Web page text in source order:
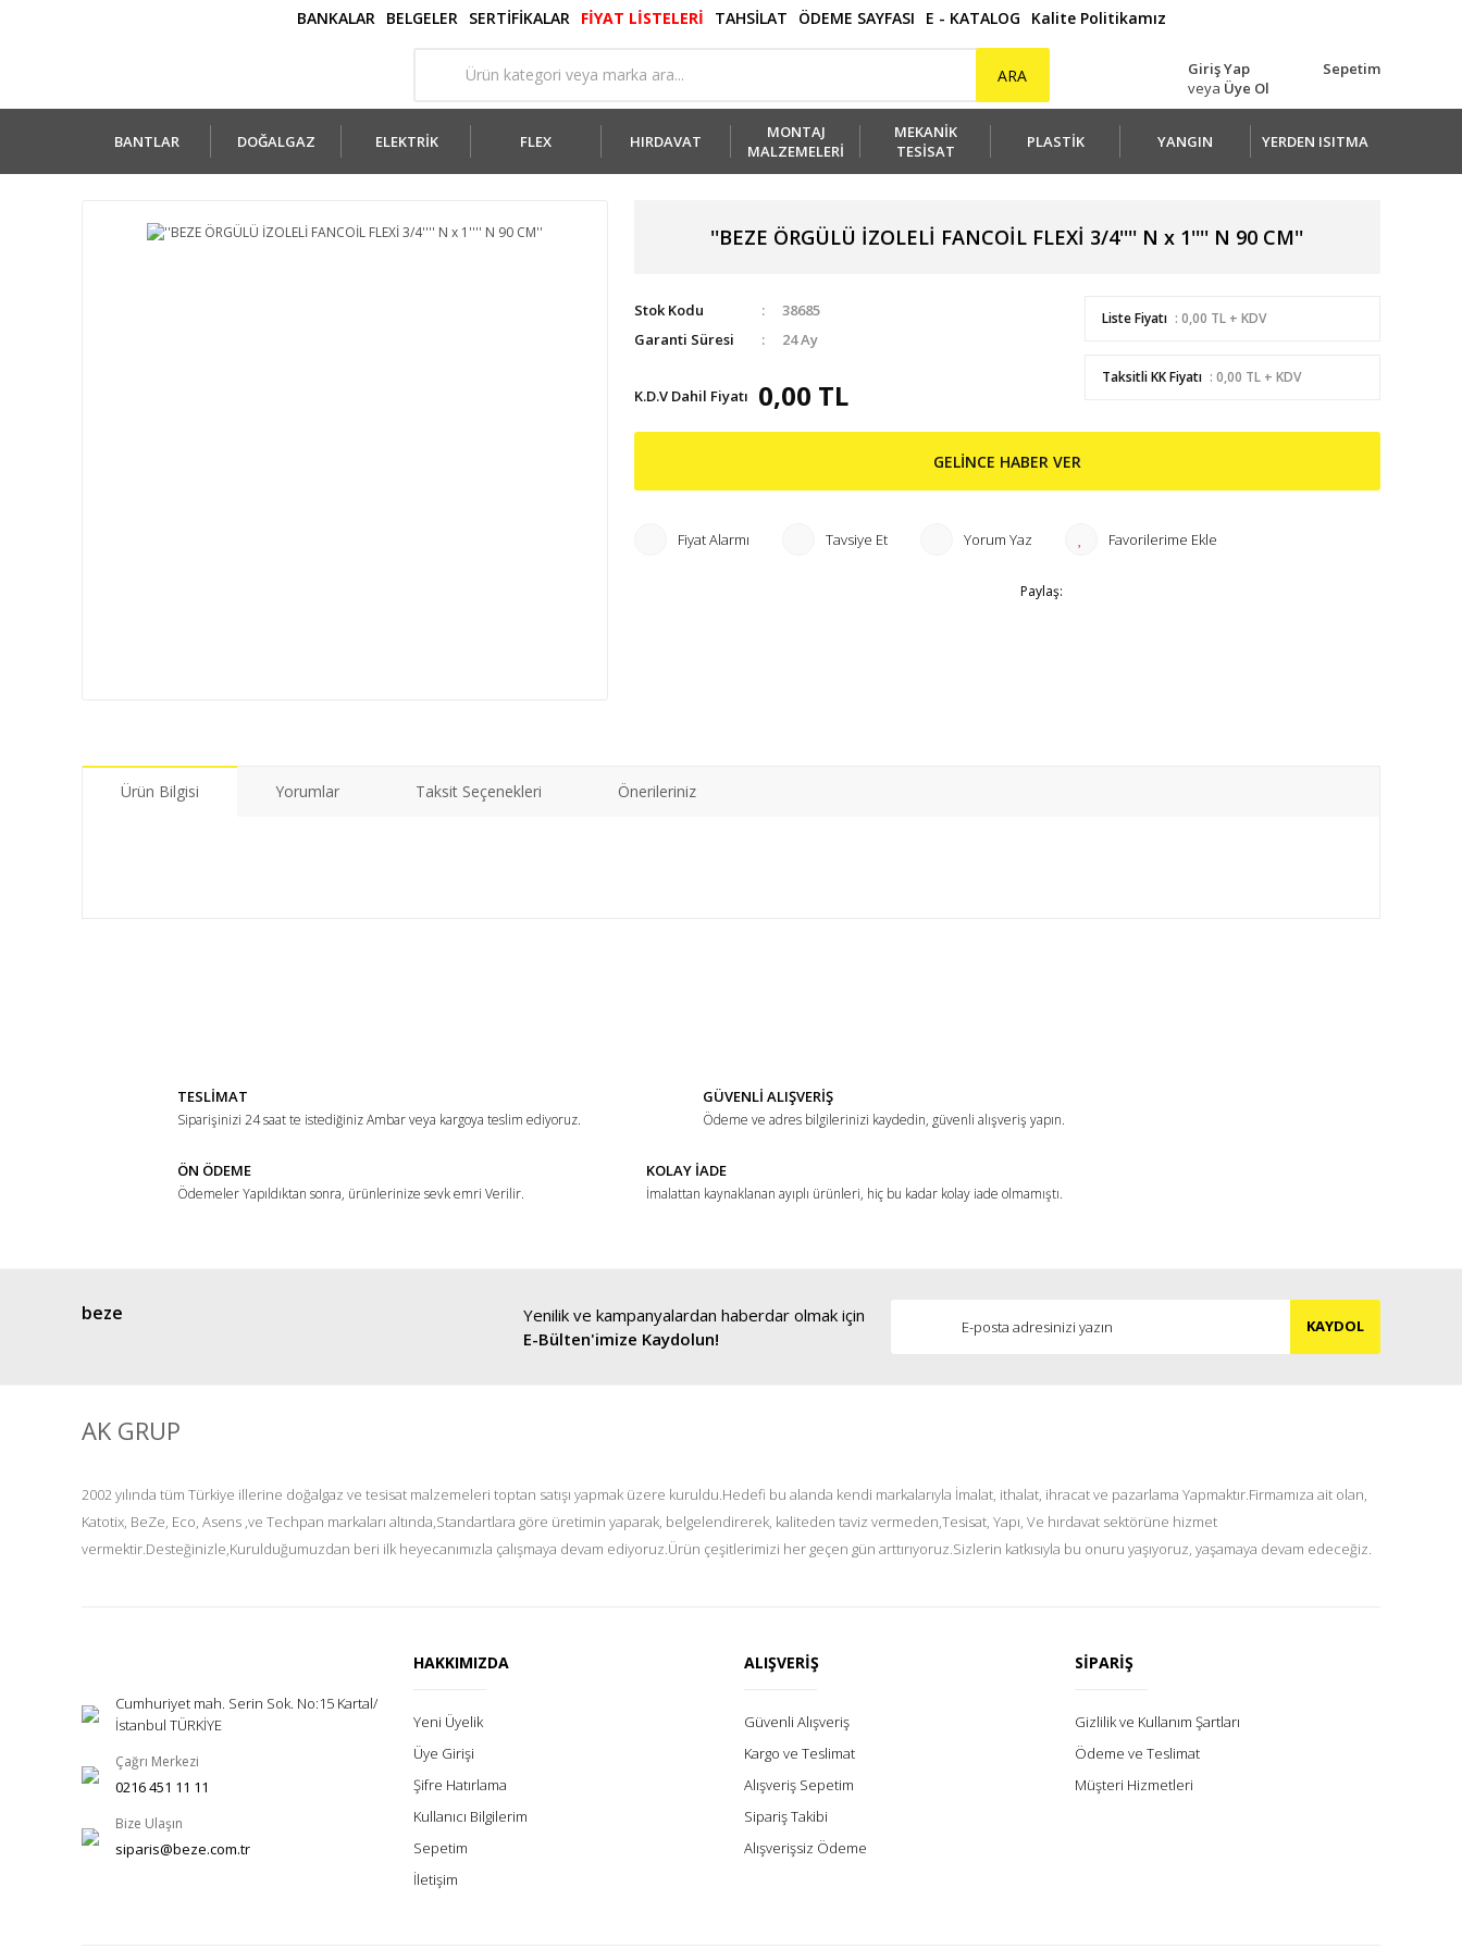
BANKALAR BELGELER SERTİFİKALAR FİYAT LİSTELERİ TAHSİLAT ÖDEME SAYFASI E - KATALOG Kalite Politikamız
ARA
Giriş Yap
veya Üye Ol
Sepetim
BANTLAR DOĞALGAZ ELEKTRİK FLEX HIRDAVAT
MONTAJ
MALZEMELERİ
MEKANİK
TESİSAT
PLASTİK YANGIN YERDEN ISITMA
''BEZE ÖRGÜLÜ İZOLELİ FANCOİL FLEXİ 3/4'''' N x 1'''' N 90 CM''
Stok Kodu
38685
Garanti Süresi
24 Ay
K.D.V Dahil Fiyatı 0,00 TL
Liste Fiyatı : 0,00 TL + KDV
Taksitli KK Fiyatı : 0,00 TL + KDV
GELİNCE HABER VER
Fiyat Alarmı Tavsiye Et Yorum Yaz
Paylaş:
Ürün Bilgisi Yorumlar Taksit Seçenekleri Önerileriniz
Ürün bilgilerinde hatalar bulunuyor.
Bu ürüne benzer farklı alternatifler olmalı.
Gönder
TESLİMAT
Siparişinizi 24 saat te istediğiniz Ambar veya kargoya teslim ediyoruz.
GÜVENLİ ALIŞVERİŞ
Ödeme ve adres bilgilerinizi kaydedin, güvenli alışveriş yapın.
ÖN ÖDEME
Ödemeler Yapıldıktan sonra, ürünlerinize sevk emri Verilir.
KOLAY İADE
İmalattan kaynaklanan ayıplı ürünleri, hiç bu kadar kolay iade olmamıştı.
beze
Yenilik ve kampanyalardan haberdar olmak için
E-Bülten'imize Kaydolun!
KAYDOL
AK GRUP
2002 yılında tüm Türkiye illerine doğalgaz ve tesisat malzemeleri toptan satışı yapmak üzere kuruldu.Hedefi bu alanda kendi markalarıyla İmalat, ithalat, ihracat ve pazarlama Yapmaktır.Firmamıza ait olan,
Katotix, BeZe, Eco, Asens ,ve Techpan markaları altında,Standartlara göre üretimin yaparak, belgelendirerek, kaliteden taviz vermeden,Tesisat, Yapı, Ve hırdavat sektörüne hizmet
vermektir.Desteğinizle,Kurulduğumuzdan beri ilk heyecanımızla çalışmaya devam ediyoruz.Ürün çeşitlerimizi her geçen gün arttırıyoruz.Sizlerin katkısıyla bu onuru yaşıyoruz, yaşamaya devam edeceğiz.
Cumhuriyet mah. Serin Sok. No:15 Kartal/
İstanbul TÜRKİYE
Çağrı Merkezi
0216 451 11 11
Bize Ulaşın
siparis@beze.com.tr
HAKKIMIZDA
Yeni Üyelik
Üye Girişi
Şifre Hatırlama
Kullanıcı Bilgilerim
Sepetim
İletişim
ALIŞVERİŞ
Güvenli Alışveriş
Kargo ve Teslimat
Alışveriş Sepetim
Sipariş Takibi
Alışverişsiz Ödeme
SİPARİŞ
Gizlilik ve Kullanım Şartları
Ödeme ve Teslimat
Müşteri Hizmetleri